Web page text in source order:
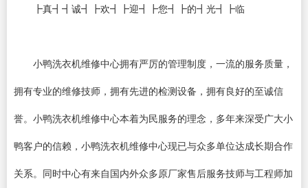
┣真┫┫诚┫┣欢┫┣迎┫┣您┫┣的┫光┫┣临
小鸭洗衣机维修中心拥有严厉的管理制度，一流的服务质量，
拥有专业的维修技师，拥有先进的检测设备，拥有良好的至诚信
誉。小鸭洗衣机维修中心本着为民服务的理念，多年来深受广大小
鸭客户的信赖，小鸭洗衣机维修中心现已与众多单位达成长期合作
关系。同时中心有来自国内外众多原厂家售后服务技师与工程师加